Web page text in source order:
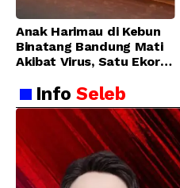
Anak Harimau di Kebun
Binatang Bandung Mati
Akibat Virus, Satu Ekor
Membaik
InfoSeleb